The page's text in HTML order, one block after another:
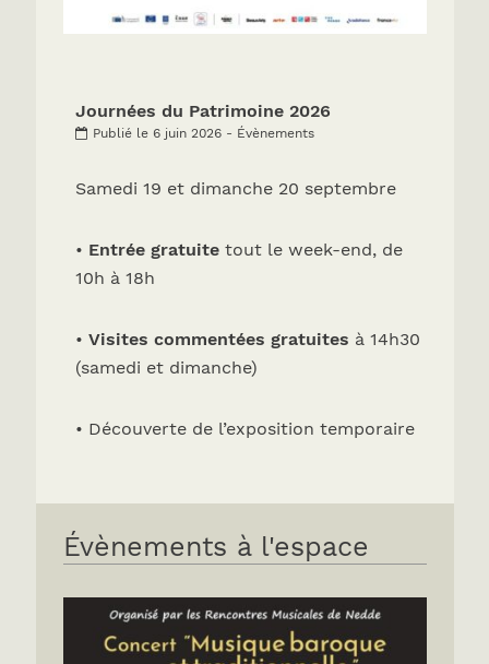
Journées du Patrimoine 2026
Publié le 6 juin 2026 - Évènements
Samedi 19 et dimanche 20 septembre
• Entrée gratuitetout le week-end, de
10h à 18h
• Visites commentées gratuites à 14h30
(samedi et dimanche)
• Découverte de l’exposition temporaire
Évènements à l'espace